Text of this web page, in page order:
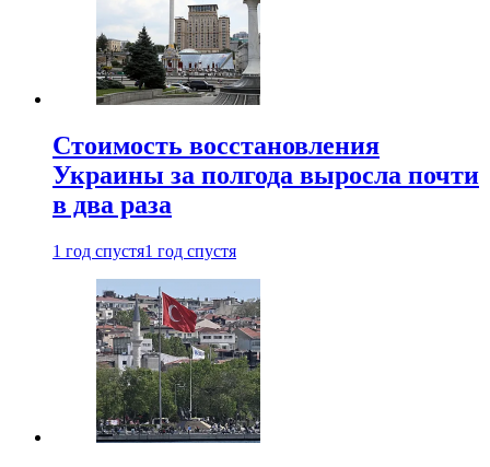
Стоимость восстановления
Украины за полгода выросла почти
в два раза
1 год спустя1 год спустя